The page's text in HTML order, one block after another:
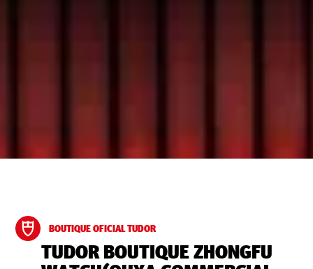
BOUTIQUE OFICIAL TUDOR
‭TUDOR BOUTIQUE ZHONGFU